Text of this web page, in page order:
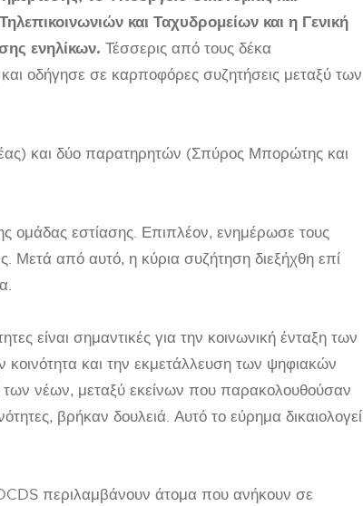
και Ταχυδρομείων και η Γενική
ενηλίκων. Τέσσερις από τους δέκα
οδήγησε σε καρποφόρες συζητήσεις μεταξύ των
και δύο παρατηρητών (Σπύρος Μπορώτης και
ομάδας εστίασης. Επιπλέον, ενημέρωσε τους
Μετά από αυτό, η κύρια συζήτηση διεξήχθη επί
είναι σημαντικές για την κοινωνική ένταξη των
και την εκμετάλλευση των ψηφιακών
νέων, μεταξύ εκείνων που παρακολουθούσαν
βρήκαν δουλειά. Αυτό το εύρημα δικαιολογεί
περιλαμβάνουν άτομα που ανήκουν σε